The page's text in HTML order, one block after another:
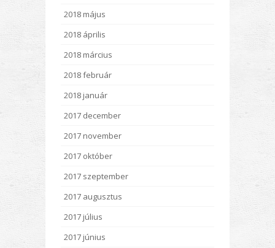
2018 május
2018 április
2018 március
2018 február
2018 január
2017 december
2017 november
2017 október
2017 szeptember
2017 augusztus
2017 július
2017 június